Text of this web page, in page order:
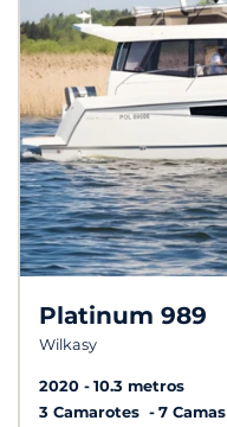
Platinum 989
Wilkasy
2020
10.3 metros
3 Camarotes
7 Camas